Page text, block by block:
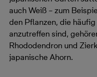
auch Weiß – zum
den Pflanzen, die
anzutreffen sind,
Rhododendron und
japanische Ahorn.